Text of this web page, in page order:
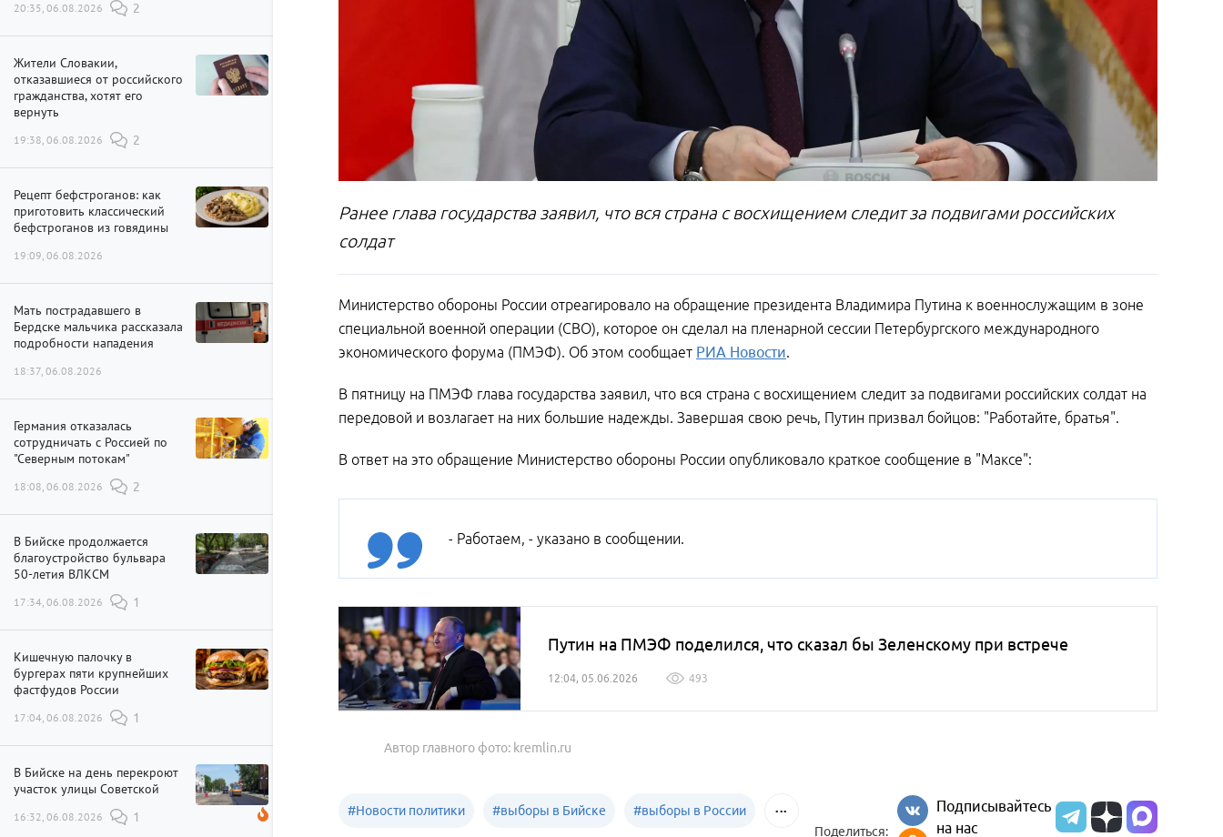
20:35, 06.08.2026 2
Жители Словакии,
отказавшиеся от российского
гражданства, хотят его
вернуть
19:38, 06.08.2026 2
Рецепт бефстроганов: как
приготовить классический
бефстроганов из говядины
19:09, 06.08.2026
Мать пострадавшего в
Бердске мальчика рассказала
подробности нападения
18:37, 06.08.2026
Германия отказалась
сотрудничать с Россией по
"Северным потокам"
18:08, 06.08.2026 2
В Бийске продолжается
благоустройство бульвара
50-летия ВЛКСМ
17:34, 06.08.2026 1
Кишечную палочку в
бургерах пяти крупнейших
фастфудов России
17:04, 06.08.2026 1
В Бийске на день перекроют
участок улицы Советской
16:32, 06.08.2026 1
Ранее глава государства заявил, что вся страна с восхищением следит за подвигами российских
солдат
Министерство обороны России отреагировало на обращение президента Владимира Путина к военнослужащим в зоне
специальной военной операции (СВО), которое он сделал на пленарной сессии Петербургского международного
экономического форума (ПМЭФ). Об этом сообщает РИА Новости.
В пятницу на ПМЭФ глава государства заявил, что вся страна с восхищением следит за подвигами российских солдат на
передовой и возлагает на них большие надежды. Завершая свою речь, Путин призвал бойцов: "Работайте, братья".
В ответ на это обращение Министерство обороны России опубликовало краткое сообщение в "Максе":
- Работаем, - указано в сообщении.
Путин на ПМЭФ поделился, что сказал бы Зеленскому при встрече
12:04, 05.06.2026 493
Автор главного фото: kremlin.ru
#Новости политики #выборы в Бийске #выборы в России
Поделиться:
Подписывайтесь
на нас